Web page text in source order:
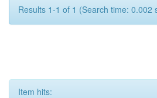
Results 1-1 of 1 (Search time: 0.002
Item hits: